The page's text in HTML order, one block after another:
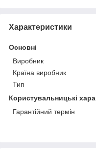
Характеристики
Основні
Виробник
Країна виробник
Тип
Користувальницькі
Гарантійний термін